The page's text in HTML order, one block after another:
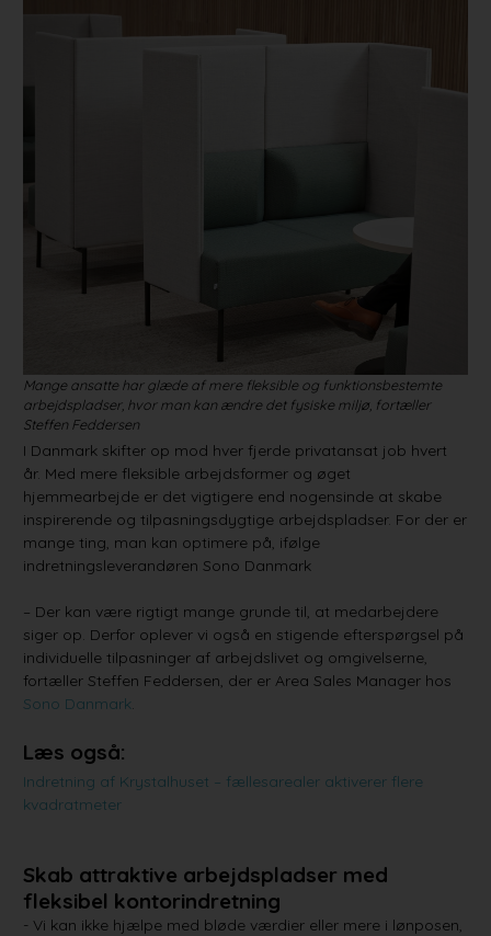
Mange ansatte har glæde af mere fleksible og funktionsbestemte
arbejdspladser, hvor man kan ændre det fysiske miljø, fortæller
Steffen Feddersen
I Danmark skifter op mod hver fjerde privatansat job hvert
år. Med mere fleksible arbejdsformer og øget
hjemmearbejde er det vigtigere end nogensinde at skabe
inspirerende og tilpasningsdygtige arbejdspladser. For der er
mange ting, man kan optimere på, ifølge
indretningsleverandøren Sono Danmark
– Der kan være rigtigt mange grunde til, at medarbejdere
siger op. Derfor oplever vi også en stigende efterspørgsel på
individuelle tilpasninger af arbejdslivet og omgivelserne,
fortæller Steffen Feddersen, der er Area Sales Manager hos
Sono Danmark.
Læs også:
Indretning af Krystalhuset – fællesarealer aktiverer flere
kvadratmeter
Skab attraktive arbejdspladser med
fleksibel kontorindretning
- Vi kan ikke hjælpe med bløde værdier eller mere i lønposen,